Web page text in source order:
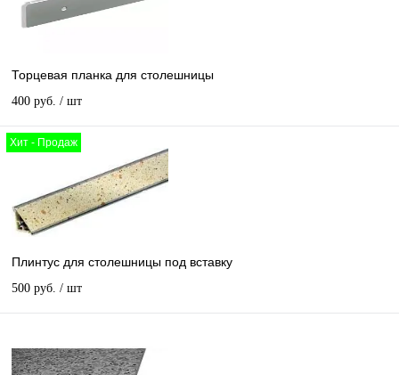
Торцевая планка для столешницы
400 руб. / шт
Хит - Продаж
Плинтус для столешницы под вставку
500 руб. / шт